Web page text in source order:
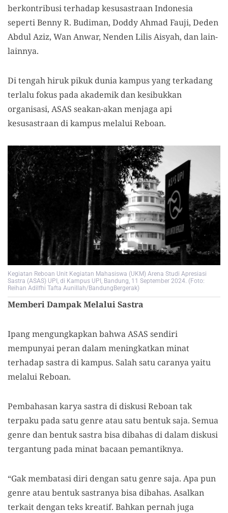
berkontribusi terhadap kesusastraan Indonesia
seperti Benny R. Budiman, Doddy Ahmad Fauji, Deden
Abdul Aziz, Wan Anwar, Nenden Lilis Aisyah, dan lain-
lainnya.
Di tengah hiruk pikuk dunia kampus yang terkadang
terlalu fokus pada akademik dan kesibukkan
organisasi, ASAS seakan-akan menjaga api
kesusastraan di kampus melalui Reboan.
Kegiatan Reboan Unit Kegiatan Mahasiswa (UKM) Arena Studi Apresiasi
Sastra (ASAS) UPI, di Kampus UPI, Bandung, 11 September 2024. (Foto:
Reihan Adilfhi Tafta Aunillah/BandungBergerak)
Memberi Dampak Melalui Sastra
Ipang mengungkapkan bahwa ASAS sendiri
mempunyai peran dalam meningkatkan minat
terhadap sastra di kampus. Salah satu caranya yaitu
melalui Reboan.
Pembahasan karya sastra di diskusi Reboan tak
terpaku pada satu genre atau satu bentuk saja. Semua
genre dan bentuk sastra bisa dibahas di dalam diskusi
tergantung pada minat bacaan pemantiknya.
“Gak membatasi diri dengan satu genre saja. Apa pun
genre atau bentuk sastranya bisa dibahas. Asalkan
terkait dengan teks kreatif. Bahkan pernah juga